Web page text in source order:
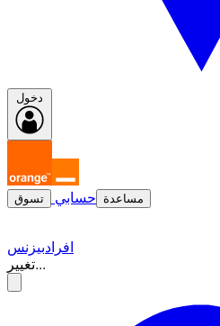
تسوق حسابي مساعدة
افرادبيزنس
تغيير...